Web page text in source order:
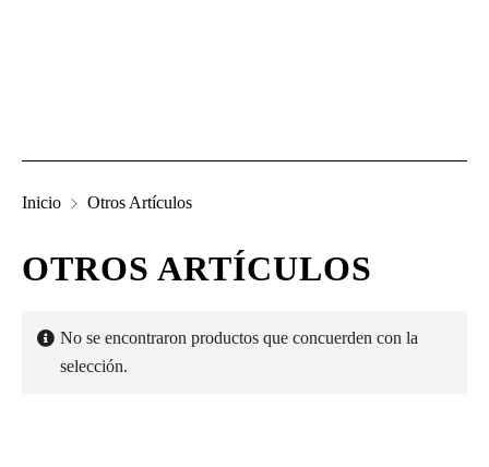
Inicio Otros Artículos
OTROS ARTÍCULOS
No se encontraron productos que concuerden con la
selección.